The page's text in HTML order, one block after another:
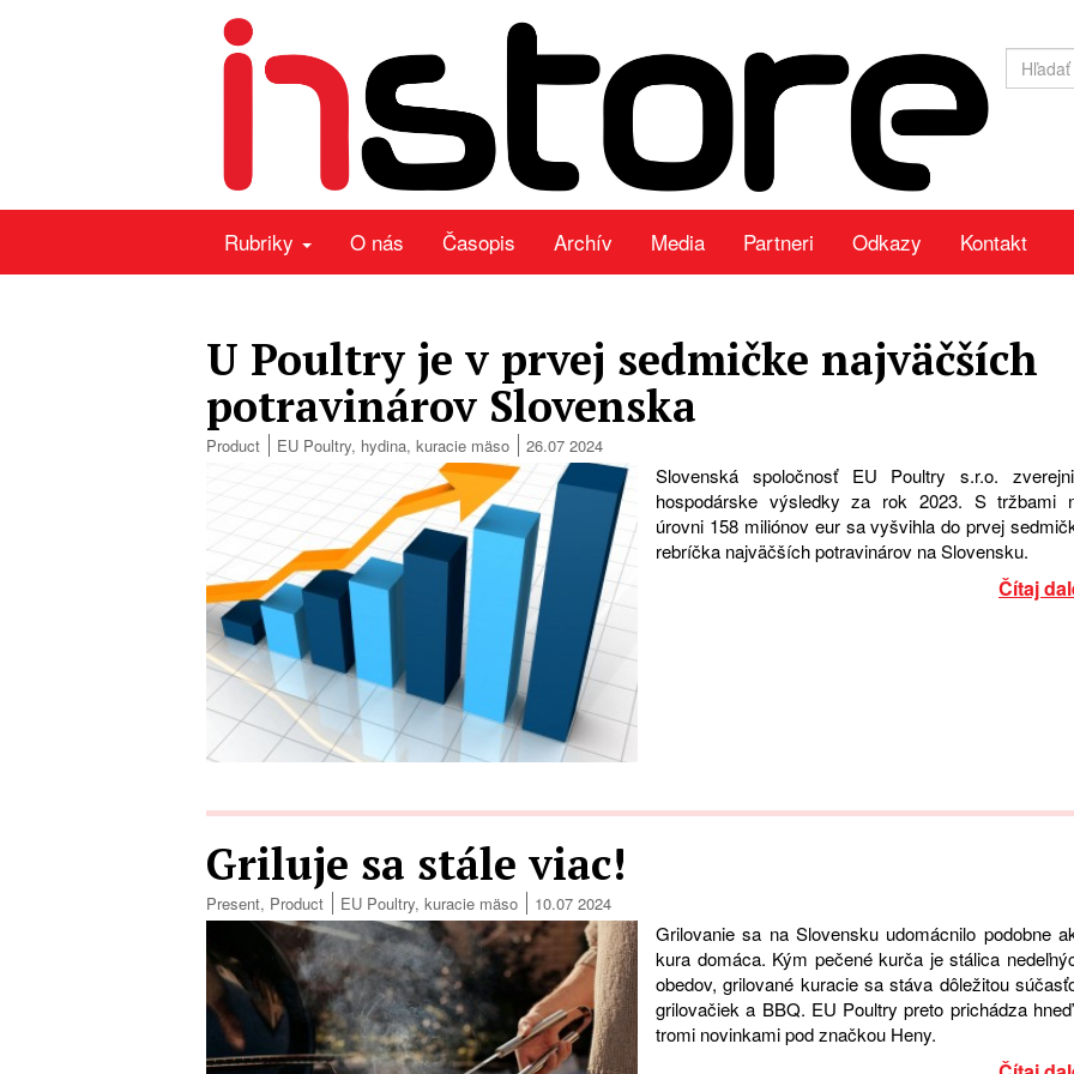
Rubriky O nás Časopis Archív Media Partneri Odkazy Kontakt
U Poultry je v prvej sedmičke najväčších
potravinárov Slovenska
Product EU Poultry, hydina, kuracie mäso 26.07 2024
Slovenská spoločnosť EU Poultry s.r.o.
hospodárske výsledky za rok 2023. S tržbami
úrovni 158 miliónov eur sa vyšvihla do prvej
rebríčka najväčších potravinárov na Slovensku.
Čítaj
Griluje sa stále viac!
Present, Product EU Poultry, kuracie mäso 10.07 2024
Grilovanie sa na Slovensku udomácnilo podobne
kura domáca. Kým pečené kurča je stálica
obedov, grilované kuracie sa stáva dôležitou
grilovačiek a BBQ. EU Poultry preto prichádza
tromi novinkami pod značkou Heny.